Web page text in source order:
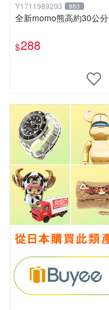
Y1711989293 883
全新momo熊高約30公分
$288